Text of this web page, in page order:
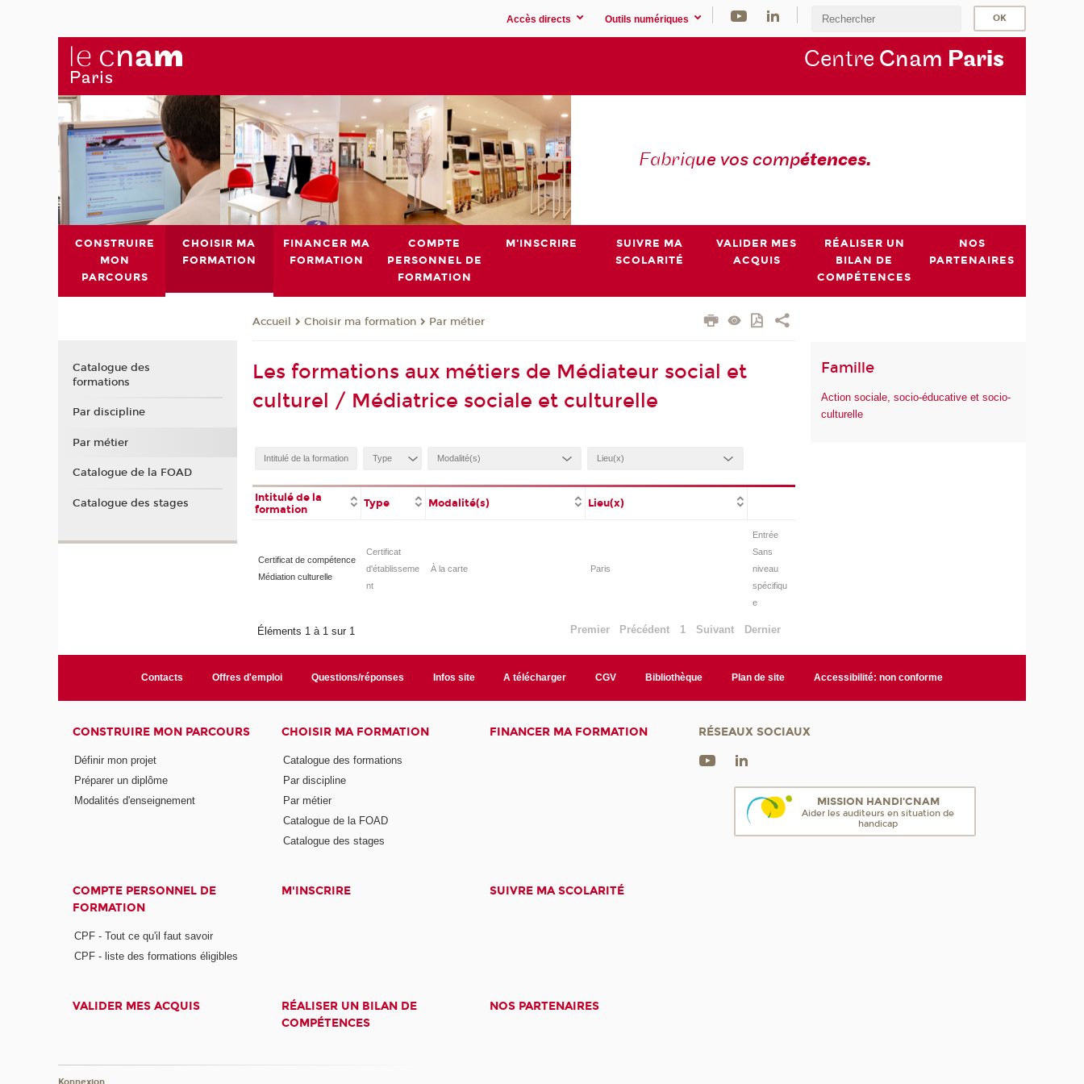
Accès directs Outils numériques
Centre Cnam Paris
Fabrique vos compétences.
CONSTRUIRE
MON
PARCOURS
CHOISIR MA
FORMATION
FINANCER MA
FORMATION
COMPTE
PERSONNEL DE
FORMATION
M'INSCRIRE
SUIVRE MA
SCOLARITÉ
VALIDER MES
ACQUIS
RÉALISER UN
BILAN DE
COMPÉTENCES
NOS
PARTENAIRES
Accueil Choisir ma formation Par métier
Les formations aux métiers de Médiateur social et
culturel / Médiatrice sociale et culturelle
Intitulé de la
formation
Type Modalité(s) Lieu(x)
Certificat de compétence
Médiation culturelle
Certificat
d'établisseme
nt
À la carte Paris
Entrée
Sans
niveau
spécifiqu
e
Éléments 1 à 1 sur 1 Premier Précédent 1 Suivant Dernier
Famille
Action sociale, socio-éducative et socio-
culturelle
Catalogue des
formations
Par discipline
Par métier
Catalogue de la FOAD
Catalogue des stages
Contacts Offres d'emploi Questions/réponses Infos site A télécharger CGV Bibliothèque Plan de site Accessibilité: non conforme
CONSTRUIRE MON PARCOURS
Définir mon projet
Préparer un diplôme
Modalités d'enseignement
CHOISIR MA FORMATION
Catalogue des formations
Par discipline
Par métier
Catalogue de la FOAD
Catalogue des stages
FINANCER MA FORMATION
COMPTE PERSONNEL DE
FORMATION
CPF - Tout ce qu'il faut savoir
CPF - liste des formations éligibles
M'INSCRIRE SUIVRE MA SCOLARITÉ
VALIDER MES ACQUIS
RÉALISER UN BILAN DE
COMPÉTENCES
NOS PARTENAIRES
RÉSEAUX SOCIAUX
MISSION HANDI'CNAM
Aider les auditeurs en situation de
handicap